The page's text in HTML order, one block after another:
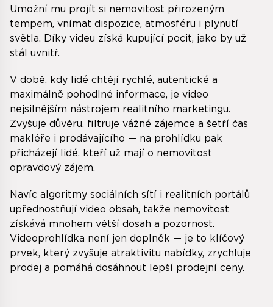
Umožní mu projít si nemovitost přirozeným
tempem, vnímat dispozice, atmosféru i plynutí
světla. Díky videu získá kupující pocit, jako by už
stál uvnitř.
V době, kdy lidé chtějí rychlé, autentické a
maximálně pohodlné informace, je video
nejsilnějším nástrojem realitního marketingu.
Zvyšuje důvěru, filtruje vážné zájemce a šetří čas
makléře i prodávajícího — na prohlídku pak
přicházejí lidé, kteří už mají o nemovitost
opravdový zájem.
Navíc algoritmy sociálních sítí i realitních portálů
upřednostňují video obsah, takže nemovitost
získává mnohem větší dosah a pozornost.
Videoprohlídka není jen doplněk — je to klíčový
prvek, který zvyšuje atraktivitu nabídky, zrychluje
prodej a pomáhá dosáhnout lepší prodejní ceny.